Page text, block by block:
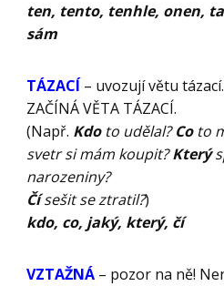
ten, tento, tenhle, onen,
sám
TÁZACÍ – uvozují větu
ZAČÍNÁ VĚTA TÁZACÍ.
(Např. Kdoto udělal?Coto
svetr si mám koupit?Který
narozeniny?
Čísešit se ztratil?)
kdo, co, jaký, který, čí
VZTAŽNÁ – pozor na ně!